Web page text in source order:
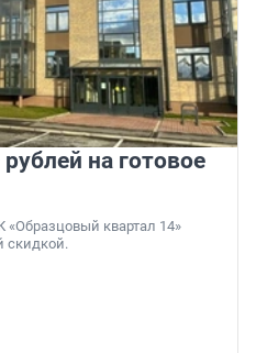
на готовое
квартал 14»
скидкой.